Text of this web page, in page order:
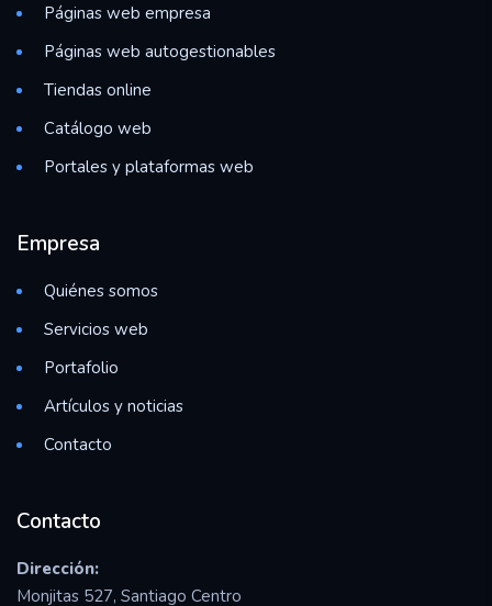
Páginas web empresa
Páginas web autogestionables
Tiendas online
Catálogo web
Portales y plataformas web
Empresa
Quiénes somos
Servicios web
Portafolio
Artículos y noticias
Contacto
Contacto
Dirección:
Monjitas 527, Santiago Centro